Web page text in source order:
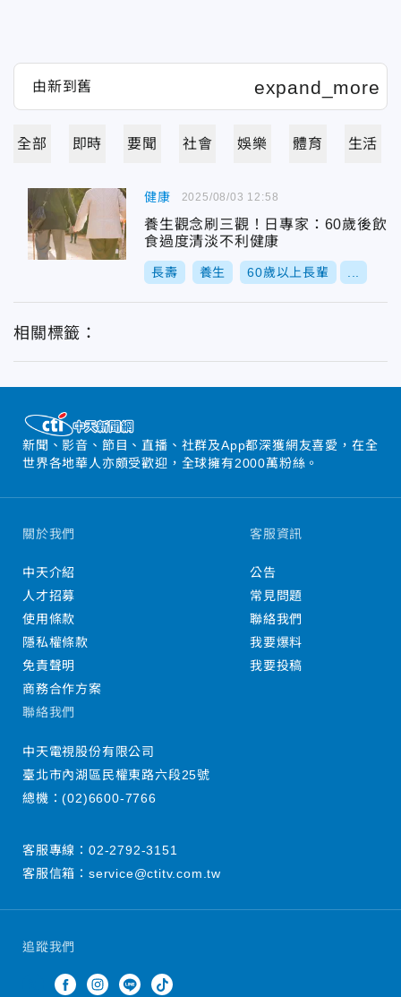
全部 即時 要聞 社會 娛樂 體育 生活
健康
養生觀念刷三觀！日專家：60歲後飲
食過度清淡不利健康
長壽 養生 60歲以上長輩
2025/08/03 12:58
相關標籤：
新聞、影音、節目、直播、社群及App都深獲網友喜愛，在全
世界各地華人亦頗受歡迎，全球擁有2000萬粉絲。
追蹤我們
關於我們
中天介紹
人才招募
使用條款
隱私權條款
免責聲明
商務合作方案
客服資訊
公告
常見問題
聯絡我們
我要爆料
我要投稿
聯絡我們
中天電視股份有限公司
臺北市內湖區民權東路六段25號
總機：(02)6600-7766
客服專線： 02-2792-3151
客服信箱： service@ctitv.com.tw